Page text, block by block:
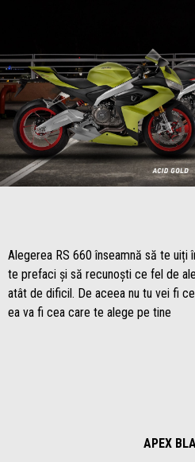
Item
Item
Alegerea RS 660 înseamnă să te
te prefaci și să recunoști ce fel de
atât de dificil. De aceea nu tu vei fi
ea va fi cea care te alege pe tine
APEX